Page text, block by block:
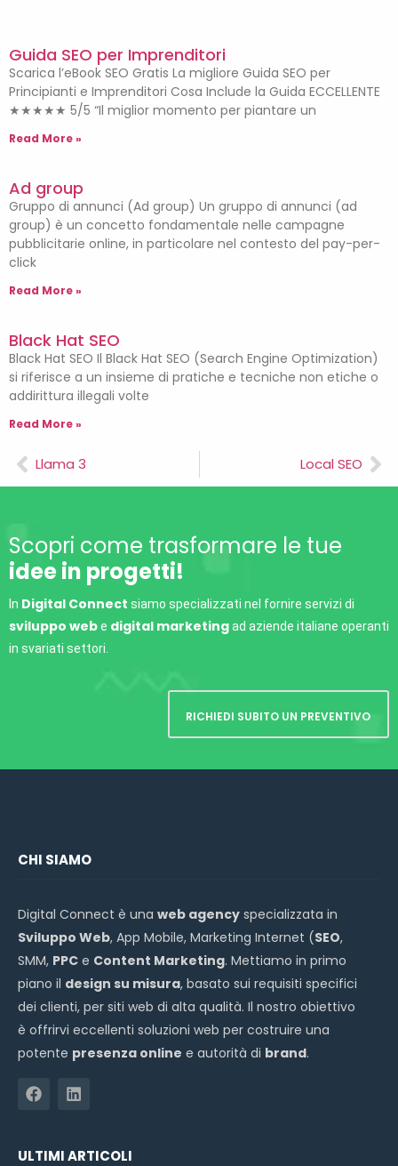
Guida SEO per Imprenditori
Scarica l’eBook SEO Gratis La migliore Guida SEO per
Principianti e Imprenditori Cosa Include la Guida ECCELLENTE
★★★★★ 5/5 “Il miglior momento per piantare un
Read More »
Ad group
Gruppo di annunci (Ad group) Un gruppo di annunci (ad
group) è un concetto fondamentale nelle campagne
pubblicitarie online, in particolare nel contesto del pay-per-
click
Read More »
Black Hat SEO
Black Hat SEO Il Black Hat SEO (Search Engine Optimization)
si riferisce a un insieme di pratiche e tecniche non etiche o
addirittura illegali volte
Read More »
Llama 3 Local SEO
Scopri come trasformare le tue
idee in progetti!
In Digital Connect siamo specializzati nel fornire servizi di
sviluppo webe digital marketingad aziende italiane operanti
in svariati settori.
RICHIEDI SUBITO UN PREVENTIVO
CHI SIAMO
Digital Connect è una web agency specializzata in
Sviluppo Web, App Mobile, Marketing Internet (SEO,
SMM, PPC e Content Marketing. Mettiamo in primo
piano il design su misura, basato sui requisiti specifici
dei clienti, per siti web di alta qualità. Il nostro obiettivo
è offrirvi eccellenti soluzioni web per costruire una
potente presenza online e autorità di brand.
ULTIMI ARTICOLI